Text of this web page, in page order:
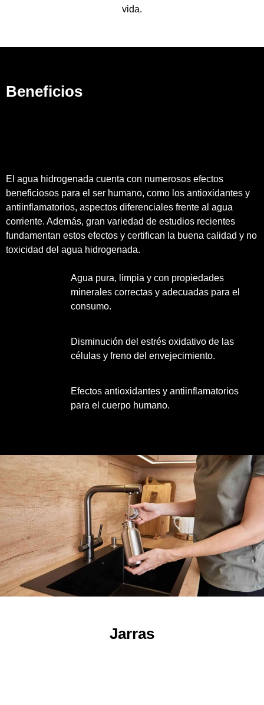
vida.
Beneficios
El agua hidrogenada cuenta con numerosos efectos
beneficiosos para el ser humano, como los antioxidantes y
antiinflamatorios, aspectos diferenciales frente al agua
corriente. Además, gran variedad de estudios recientes
fundamentan estos efectos y certifican la buena calidad y no
toxicidad del agua hidrogenada.
Agua pura, limpia y con propiedades
minerales correctas y adecuadas para el
consumo.
Disminución del estrés oxidativo de las
células y freno del envejecimiento.
Efectos antioxidantes y antiinflamatorios
para el cuerpo humano.
Jarras